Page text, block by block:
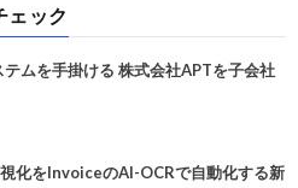
ェック
ムを手掛ける 株式会社APTを子会社
化をInvoiceのAI-OCRで自動化する新